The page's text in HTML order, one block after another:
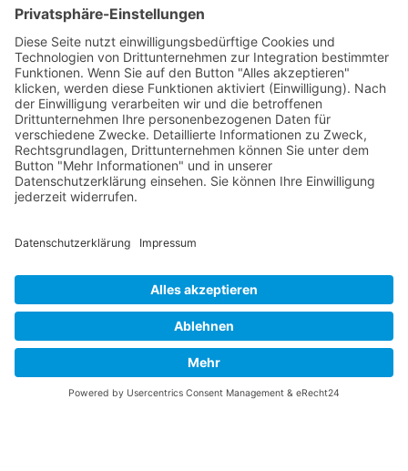
×
Fehler
7&list%5Bstart-date%5D=2026-07-
27T00%3A00%3A00Z&list%5Bend-date%5D=2026-09-
07T00%3A00%3A00Z
Unexpected token < in JSON at position 0
RLSO Minikalender
August 2026
Mo Di Mi Do Fr Sa
So
3127 28 29 30 31 1
2
3310 11 12
26 27 28
3